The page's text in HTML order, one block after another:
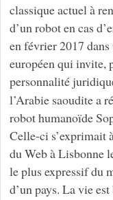
classique actuel à
d’un robot en cas
en février 2017
européen qui invite,
personnalité
l’Arabie saoudite a
robot humanoïde
Celle-ci s’exprimait
du Web à Lisbonne
le plus expressif du
d’un pays. La vie